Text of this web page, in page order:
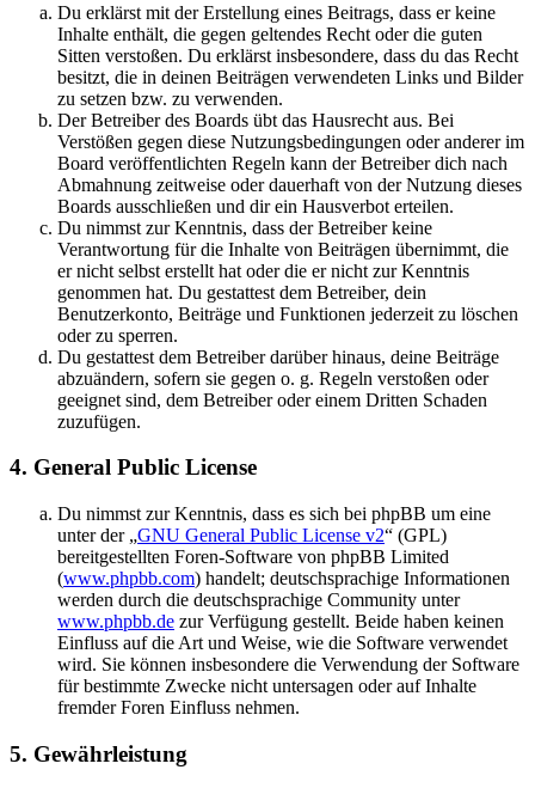
Du erklärst mit der Erstellung eines Beitrags, dass er keine
Inhalte enthält, die gegen geltendes Recht oder die guten
Sitten verstoßen. Du erklärst insbesondere, dass du das Recht
besitzt, die in deinen Beiträgen verwendeten Links und Bilder
zu setzen bzw. zu verwenden.
Der Betreiber des Boards übt das Hausrecht aus. Bei
Verstößen gegen diese Nutzungsbedingungen oder anderer im
Board veröffentlichten Regeln kann der Betreiber dich nach
Abmahnung zeitweise oder dauerhaft von der Nutzung dieses
Boards ausschließen und dir ein Hausverbot erteilen.
Du nimmst zur Kenntnis, dass der Betreiber keine
Verantwortung für die Inhalte von Beiträgen übernimmt, die
er nicht selbst erstellt hat oder die er nicht zur Kenntnis
genommen hat. Du gestattest dem Betreiber, dein
Benutzerkonto, Beiträge und Funktionen jederzeit zu löschen
oder zu sperren.
Du gestattest dem Betreiber darüber hinaus, deine Beiträge
abzuändern, sofern sie gegen o. g. Regeln verstoßen oder
geeignet sind, dem Betreiber oder einem Dritten Schaden
zuzufügen.
4. General Public License
Du nimmst zur Kenntnis, dass es sich bei phpBB um eine
unter der „GNU General Public License v2“ (GPL)
bereitgestellten Foren-Software von phpBB Limited
(www.phpbb.com) handelt; deutschsprachige Informationen
werden durch die deutschsprachige Community unter
www.phpbb.de zur Verfügung gestellt. Beide haben keinen
Einfluss auf die Art und Weise, wie die Software verwendet
wird. Sie können insbesondere die Verwendung der Software
für bestimmte Zwecke nicht untersagen oder auf Inhalte
fremder Foren Einfluss nehmen.
5. Gewährleistung